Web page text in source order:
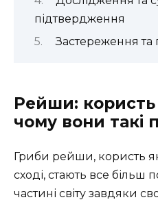
підтвердження
Застереження та
Рейши: користь
чому вони такі
Гриби рейши, користь
сході, стають все
частині світу завдяки